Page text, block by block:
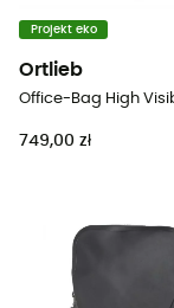
Projekt eko
Ortlieb
749,00 zł